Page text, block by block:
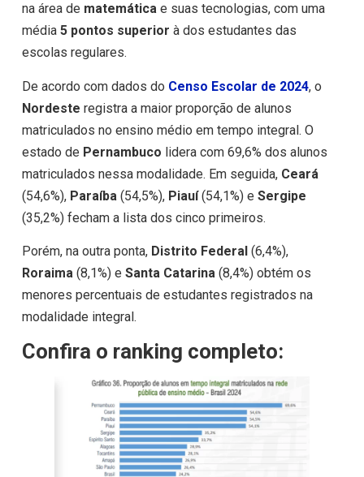
na área de matemáticae suas tecnologias, com uma
média 5 pontos superior à dos estudantes das
escolas regulares.
De acordo com dados do Censo Escolar de 2024, o
Nordeste registra a maior proporção de alunos
matriculados no ensino médio em tempo integral. O
estado de Pernambuco lidera com 69,6% dos alunos
matriculados nessa modalidade. Em seguida, Ceará
(54,6%), Paraíba (54,5%), Piauí(54,1%) e Sergipe
(35,2%) fecham a lista dos cinco primeiros.
Porém, na outra ponta, Distrito Federal(6,4%),
Roraima(8,1%) e Santa Catarina(8,4%) obtém os
menores percentuais de estudantes registrados na
modalidade integral.
Confira o ranking completo: